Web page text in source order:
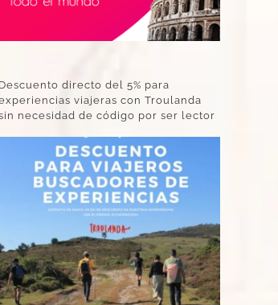
Descuento directo del 5% para
viajeras con Troulanda
necesidad de código por ser lector